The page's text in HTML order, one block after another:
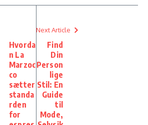
Hvorda
n La
Marzoc
co
sætter
standa
rden
for
Next Article
Find
Din
Person
lige
Stil: En
Guide
til
Mode,